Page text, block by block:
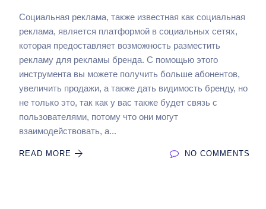
Социальная реклама, также известная как социальная
реклама, является платформой в социальных сетях,
которая предоставляет возможность разместить
рекламу для рекламы бренда. С помощью этого
инструмента вы можете получить больше абонентов,
увеличить продажи, а также дать видимость бренду, но
не только это, так как у вас также будет связь с
пользователями, потому что они могут
взаимодействовать, а...
READ MORE NO COMMENTS